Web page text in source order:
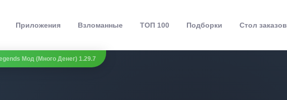
Приложения Взломанные ТОП 100 Подборки Стол заказов
Мод (Много Денег) 1.29.7